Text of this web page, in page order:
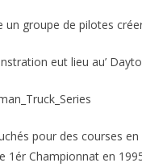
groupe de pilotes
eut lieu au’
pour des courses
1ér Championnat en